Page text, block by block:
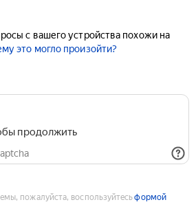
с вашего устройства похожи на
это могло произойти?
продолжить
пожалуйста, воспользуйтесьформой